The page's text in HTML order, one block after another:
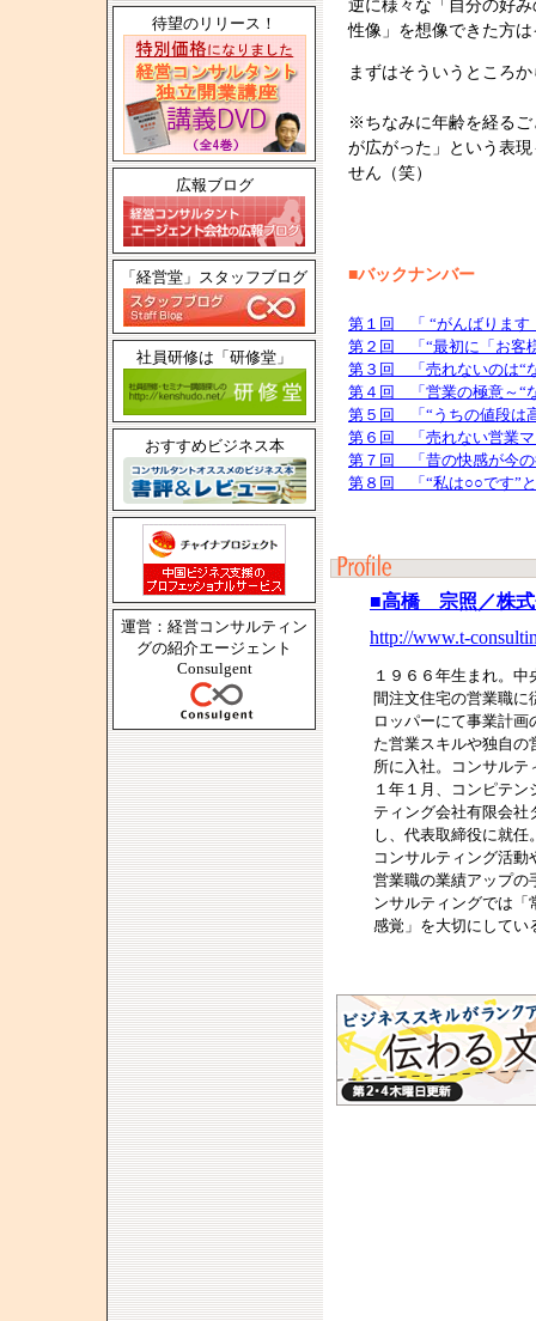
待望のリリース！
広報ブログ
「経営堂」スタッフブログ
社員研修は「研修堂」
おすすめビジネス本
運営：経営コンサルティン
グの紹介エージェント
Consulgent
逆に様々な「自分の好
性像」を想像できた方
まずはそういうところ
※ちなみに年齢を経るご
が広がった」という表
せん（笑）
■バックナンバー
第１回 「 “がんばります
第２回 「“最初に「お客
第３回 「売れないのは“
第４回 「営業の極意～“
第５回 「“うちの値段は
第６回 「売れない営業マ
第７回 「昔の快感が今の
第８回 「“私は○○です”
■高橋 宗照／株
http://www.t-
１９６６年生まれ。
間注文住宅の営業職に
ロッパーにて事業計
た営業スキルや独自の
所に入社。コンサルテ
１年１月、コンピテ
ティング会社有限会社
し、代表取締役に就
コンサルティング活
営業職の業績アップの
ンサルティングでは「
感覚」を大切にしてい